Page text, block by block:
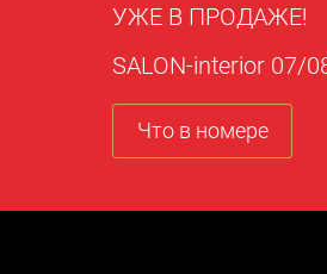
УЖЕ В ПРОДАЖЕ!
SALON-interior 07/
Что в номере